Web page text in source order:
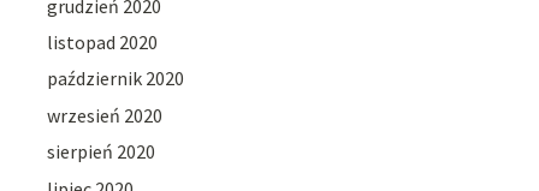
grudzień 2020
listopad 2020
październik 2020
wrzesień 2020
sierpień 2020